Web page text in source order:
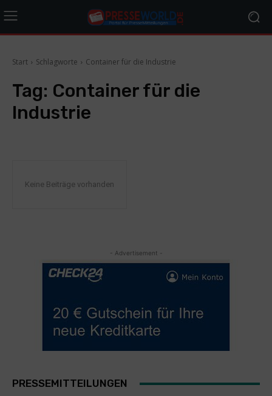
Start Schlagworte Container für die Industrie
Tag: Container für die
Industrie
Keine Beiträge vorhanden
- Advertisement -
PRESSEMITTEILUNGEN